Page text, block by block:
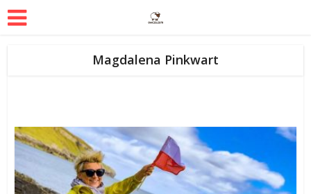
Magdalena Pinkwart